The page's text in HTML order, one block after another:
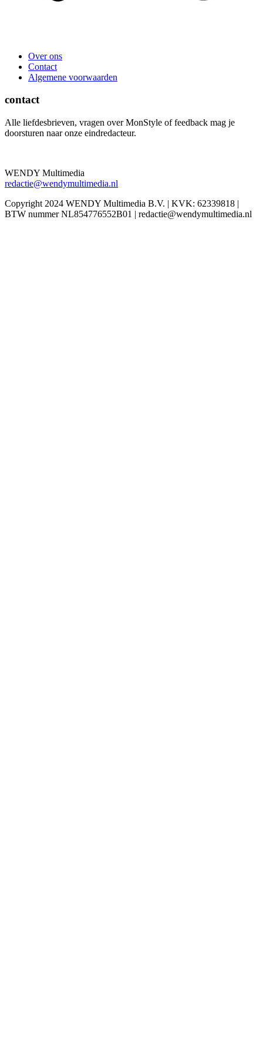
Over ons
Contact
Algemene voorwaarden
contact
Alle liefdesbrieven, vragen over MonStyle of feedback mag je
doorsturen naar onze eindredacteur.
WENDY Multimedia
redactie@wendymultimedia.nl
Copyright 2024 WENDY Multimedia B.V. | KVK: 62339818 |
BTW nummer NL854776552B01 | redactie@wendymultimedia.nl